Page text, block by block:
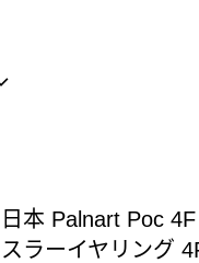
日本 Palnart Poc
スラーイヤリング